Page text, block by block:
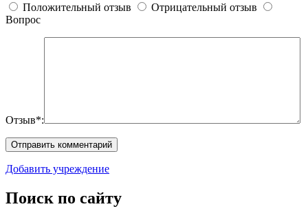
Положительный отзыв
Отрицательный отзыв
Вопрос
Отзыв*:
Добавить учреждение
Поиск по сайту